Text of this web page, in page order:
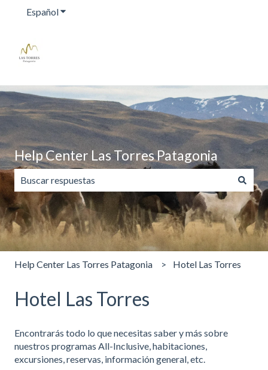
EspañolTraducciones de Mostrar submenú de
Help Center Las Torres Patagonia
No hay sugerencias porque el campo de búsqueda está
Help Center Las Torres Patagonia Hotel Las Torres
Hotel Las Torres
Encontrarás todo lo que necesitas saber y más sobre
nuestros programas All-Inclusive, habitaciones,
excursiones, reservas, información general, etc.